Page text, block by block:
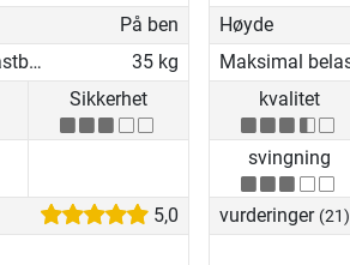
På ben
Maksimal belastbarhet
35 kg
Sikkerhet
5,0
Høyde
kvalitet
svingning
vurderinger (21)